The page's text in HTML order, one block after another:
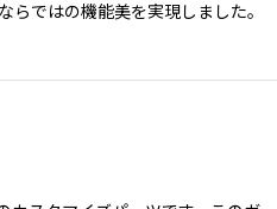
ではの機能美を実現しました。